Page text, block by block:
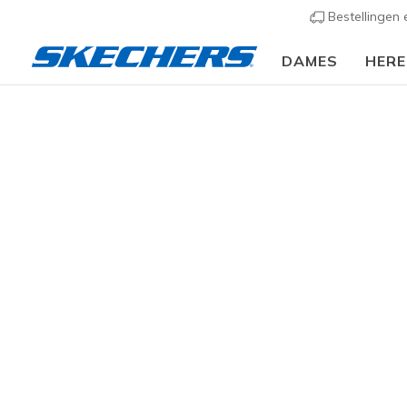
Bestellingen
DAMES